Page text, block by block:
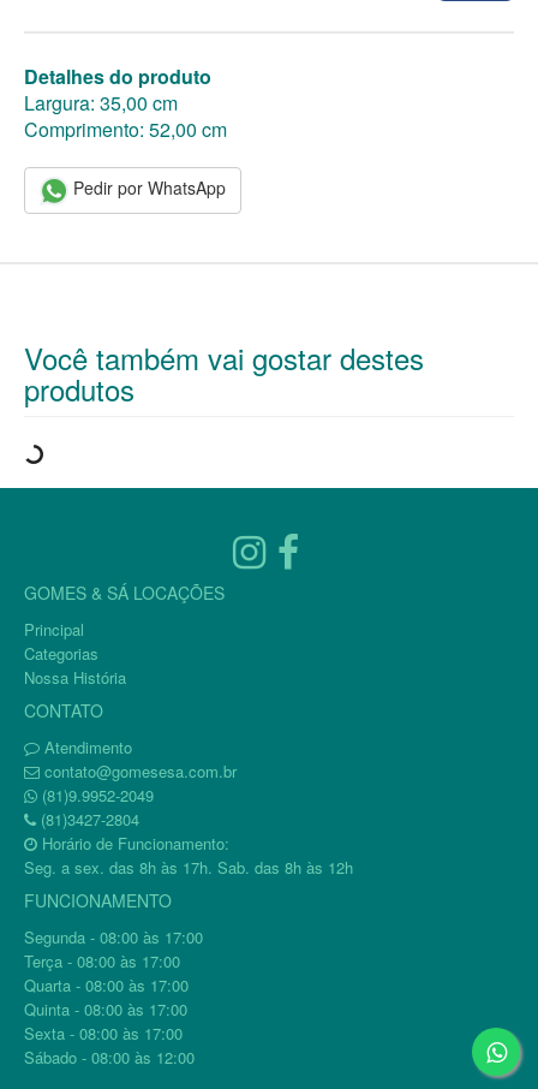
Detalhes do produto
Largura: 35,00 cm
Comprimento: 52,00 cm
Pedir por WhatsApp
Você também vai gostar destes
produtos
GOMES & SÁ LOCAÇÕES
Principal
Categorias
Nossa História
CONTATO
Atendimento
contato@gomesesa.com.br
(81)9.9952-2049
(81)3427-2804
Horário de Funcionamento:
Seg. a sex. das 8h às 17h. Sab. das 8h às 12h
FUNCIONAMENTO
Segunda - 08:00 às 17:00
Terça - 08:00 às 17:00
Quarta - 08:00 às 17:00
Quinta - 08:00 às 17:00
Sexta - 08:00 às 17:00
Sábado - 08:00 às 12:00